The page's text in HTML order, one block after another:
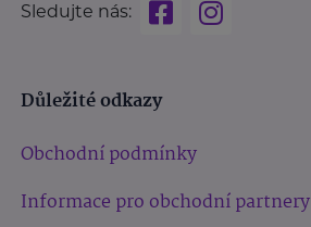
Sledujte nás:
Důležité odkazy
Obchodní podmínky
Informace pro obchodní partnery